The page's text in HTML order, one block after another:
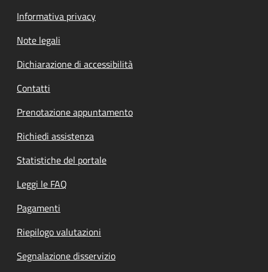
Informativa privacy
Note legali
Dichiarazione di accessibilità
Contatti
Prenotazione appuntamento
Richiedi assistenza
Statistiche del portale
Leggi le FAQ
Pagamenti
Riepilogo valutazioni
Segnalazione disservizio